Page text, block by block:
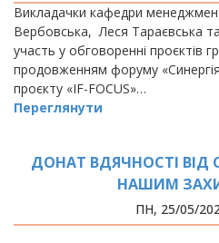
Викладачки кафедри
Вербовська, Леся Тараєвська
участь у обговоренні проєктів
продовженням форуму
проєкту «IF-FOCUS»…
Переглянути
ДОНАТ ВДЯЧНОСТІ ВІД
НАШИМ
ПН, 25/05/